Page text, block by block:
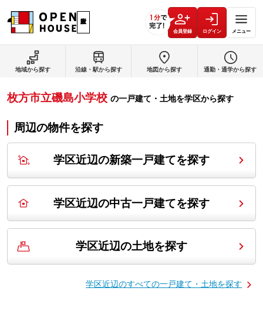
会員登録 ログイン メニュー
地域から探す 沿線・駅から探す 地図から探す 通勤・通学から探す
枚方市立磯島小学校 の一戸建て・土地を学区から探す
周辺の物件を探す
学区近辺の新築一戸建てを探す
学区近辺の中古一戸建てを探す
学区近辺の土地を探す
学区近辺のすべての一戸建て・土地を探す